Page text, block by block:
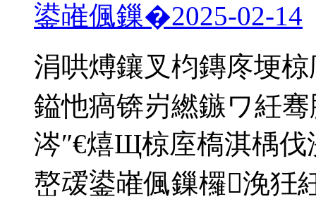
鍙嶉偑鏁�2025-02-14
涓哄煿鑲叉枃鏄庝埂
鎰忚瘑锛岃繎鏃ワ紝
涔″€熺Щ椋庢槗淇楀伐
嶅叆鍙嶉偑鏁欏浼狅